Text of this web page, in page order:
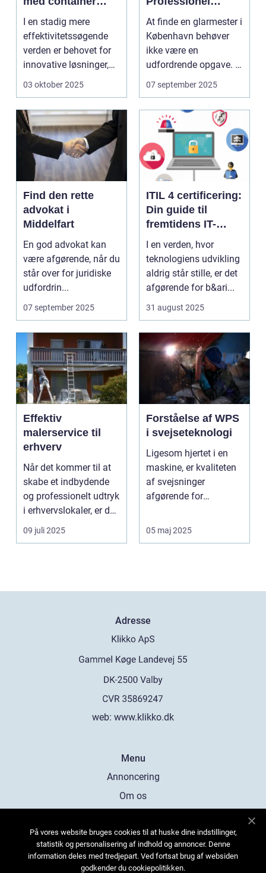
tilter
I en stadig mere
effektivitetssøgende
verden er behovet for
innovative løsninger,
der ...
03 oktober 2025
løsning til alle
behov
At finde en glarmester i
København behøver
ikke være en
udfordrende opgave. I
en...
07 september 2025
Find den rette
advokat i
Middelfart
En god advokat kan
være afgørende, når du
står over for juridiske
udfordrin...
07 september 2025
ITIL 4 certificering:
Din guide til
fremtidens IT-
service
management
I en verden, hvor
teknologiens udvikling
aldrig står stille, er det
afgørende for b&ari...
31 august 2025
Effektiv
malerservice til
erhverv
Når det kommer til at
skabe et indbydende
og professionelt udtryk
i erhvervslokaler, er det
af...
09 juli 2025
Forståelse af WPS
i svejseteknologi
Ligesom hjertet i en
maskine, er kvaliteten
af svejsninger
afgørende for
05 maj 2025
Adresse
web: www.klikko.dk
Menu
Annoncering
Om os
Kontakt os
Sitemap
På vores website bruges cookies til at huske dine indstillinger,
statistik og personalisering af indhold og annoncer. Denne
information deles med tredjepart. Ved fortsat brug af websiden
godkender du cookiepolitikken.